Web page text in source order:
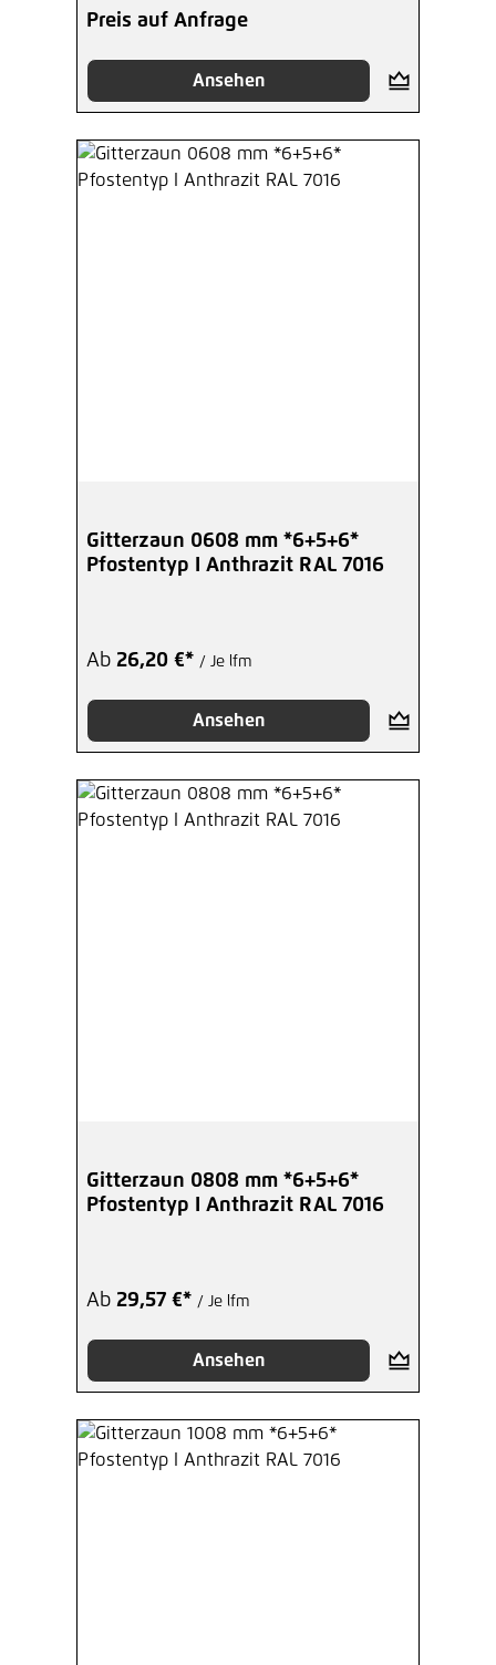
Preis auf Anfrage
Ansehen
Gitterzaun 0608 mm *6+5+6*
Pfostentyp I Anthrazit RAL 7016
Ab 26,20 €* / Je lfm
Ansehen
Gitterzaun 0808 mm *6+5+6*
Pfostentyp I Anthrazit RAL 7016
Ab 29,57 €* / Je lfm
Ansehen